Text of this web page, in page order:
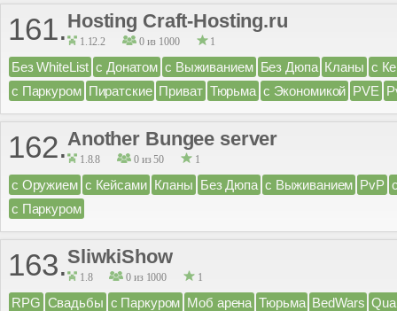
161.Hosting Craft-Hosting.ru
1.12.2 0 из 1000 1
Без WhiteList с Донатом с Выживанием Без Дюпа Кланы с
с Паркуром Пиратские Приват Тюрьма с Экономикой PVE
162.Another Bungee server
1.8.8 0 из 50 1
с Оружием с Кейсами Кланы Без Дюпа с Выживанием PvP
с Паркуром
163.SliwkiShow
1.8 0 из 1000 1
RPG Свадьбы с Паркуром Моб арена Тюрьма BedWars